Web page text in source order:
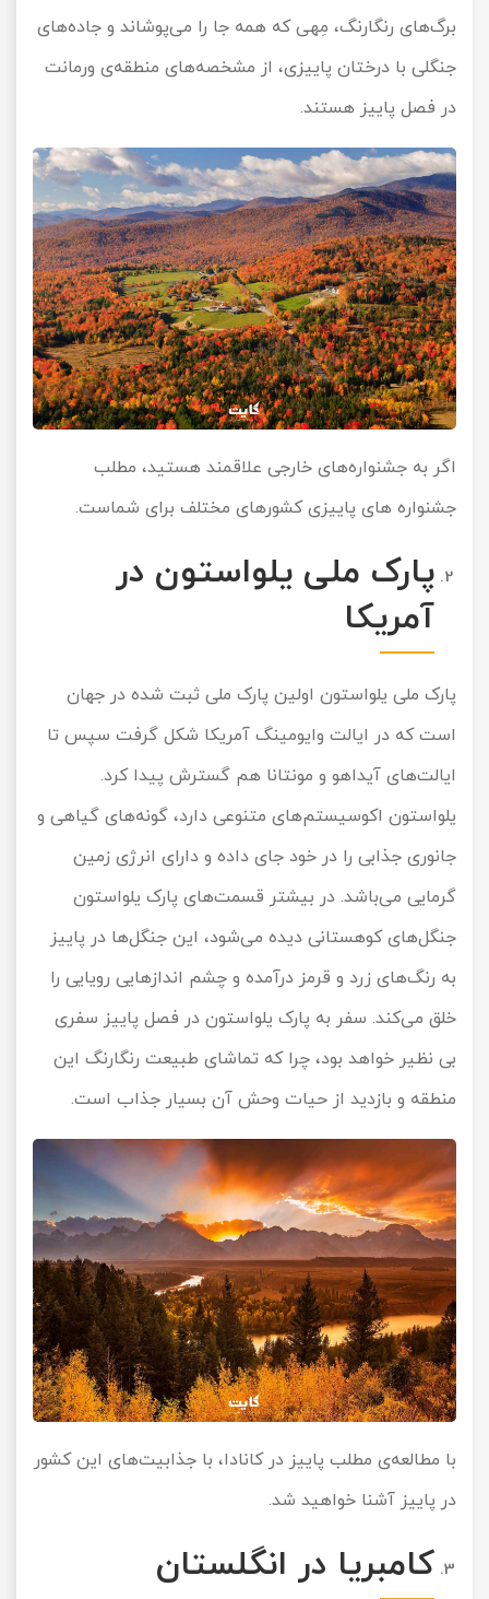
برگ‌های رنگارنگ، مِهی که همه جا را می‌پوشاند و جاده‌های
جنگلی با درختان پاییزی، از مشخصه‌های منطقه‌ی ورمانت
در فصل پاییز هستند.
اگر به جشنواره‌های خارجی علاقمند هستید، مطلب
جشنواره های پاییزی کشورهای مختلف برای شماست.
پارک ملی یلواستون در
آمریکا
پارک ملی یلواستون اولین پارک ملی ثبت شده در جهان
است که در ایالت وایومینگ آمریکا شکل گرفت سپس تا
ایالت‌های آیداهو و مونتانا هم گسترش پیدا کرد.
یلواستون اکوسیستم‌های متنوعی دارد، گونه‌های گیاهی و
جانوری جذابی را در خود جای داده و دارای انرژی زمین
گرمایی می‌باشد. در بیشتر قسمت‌های پارک یلواستون
جنگل‌های کوهستانی دیده می‌شود، این جنگل‌ها در پاییز
به رنگ‌های زرد و قرمز درآمده و چشم اندازهایی رویایی را
خلق می‌کند. سفر به پارک یلواستون در فصل پاییز سفری
بی نظیر خواهد بود، چرا که تماشای طبیعت رنگارنگ این
منطقه و بازدید از حیات وحش آن بسیار جذاب است.
با مطالعه‌ی مطلب پاییز در کانادا، با جذابیت‌های این کشور
در پاییز آشنا خواهید شد.
کامبریا در انگلستان